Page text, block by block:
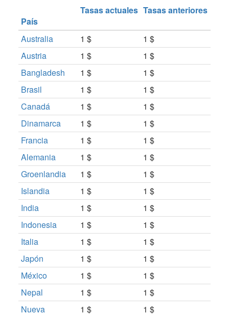
País
Tasas actuales Tasas anteriores
Australia 1 $
1 $
Austria
1 $
1 $
Bangladesh
1 $
1 $
Brasil
1 $
1 $
Canadá
1 $
1 $
Dinamarca
1 $
1 $
Francia
1 $
1 $
Alemania
1 $
1 $
Groenlandia
1 $
1 $
Islandia
1 $
1 $
India
1 $
1 $
Indonesia
1 $
1 $
Italia
1 $
1 $
Japón
1 $
1 $
México
1 $
1 $
Nepal
1 $
1 $
Nueva
1 $ 1 $